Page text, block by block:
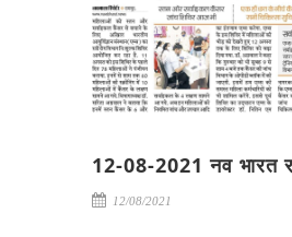
12-08-2021 नव भारत
12/08/2021